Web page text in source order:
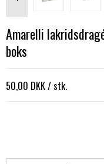
Amarelli
boks
50,00 DKK/ stk.